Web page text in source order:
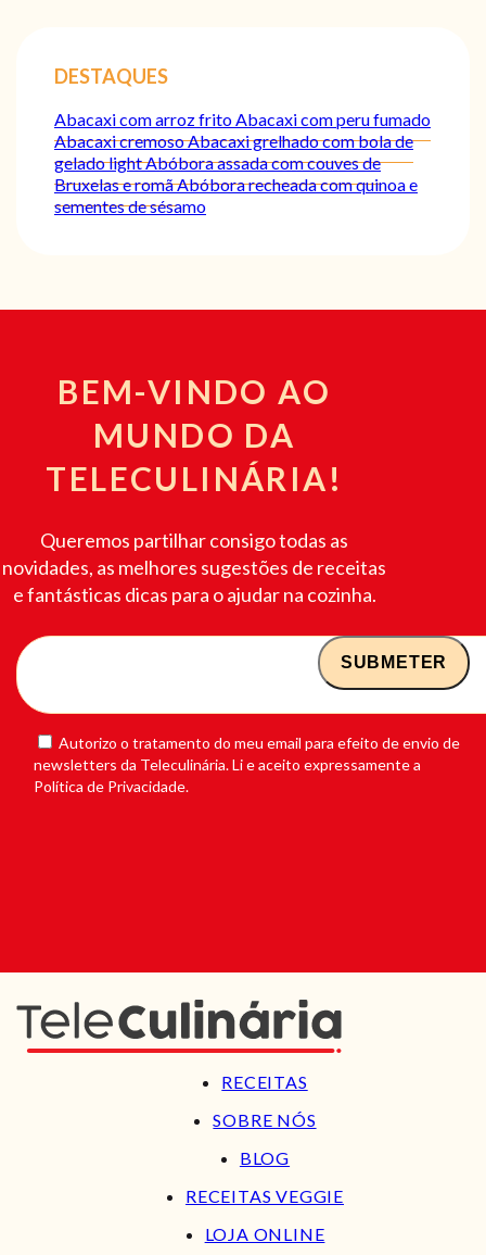
DESTAQUES
Abacaxi com arroz fritoAbacaxi com peru fumado
Abacaxi cremosoAbacaxi grelhado com bola de
gelado lightAbóbora assada com couves de
Bruxelas e romãAbóbora recheada com quinoa e
sementes de sésamo
BEM-VINDO AO
MUNDO DA
TELECULINÁRIA!
Queremos partilhar consigo todas as
novidades, as melhores sugestões de receitas
e fantásticas dicas para o ajudar na cozinha.
Autorizo o tratamento do meu email para efeito de envio de
newsletters da Teleculinária. Li e aceito expressamente a
Política de Privacidade.
RECEITAS
SOBRE NÓS
BLOG
RECEITAS VEGGIE
LOJA ONLINE